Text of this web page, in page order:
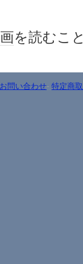
を読むこ
お問い合わせ- 特定商